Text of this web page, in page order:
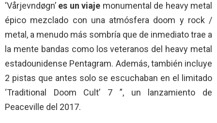
‘Vårjevndøgn’ es un viaje monumental de heavy metal
épico mezclado con una atmósfera doom y rock /
metal, a menudo más sombría que de inmediato trae a
la mente bandas como los veteranos del heavy metal
estadounidense Pentagram. Además, también incluye
2 pistas que antes solo se escuchaban en el limitado
‘Traditional Doom Cult’ 7 ”, un lanzamiento de
Peaceville del 2017.